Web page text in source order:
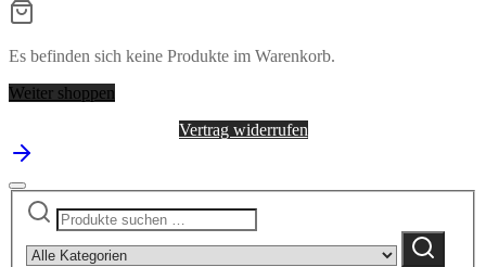
Es befinden sich keine Produkte im Warenkorb.
Weiter shoppen
Vertrag widerrufen
Suchen
nach:
category:
Suchen